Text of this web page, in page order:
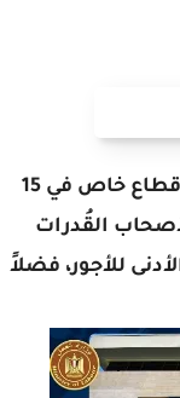
قالت "الوزارة" في بيان صحفي اليوم إنها تلقت طلبات جديدة من 96 شركة قطاع خاص في 15
لأصحاب القُدرات
للأجور، فضلاً